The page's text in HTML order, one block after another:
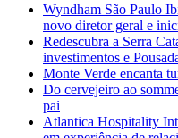
Wyndham São Paulo
novo diretor geral e
Redescubra a Serra
investimentos e
Monte Verde encanta
Do cervejeiro ao
pai
Atlantica Hospitality